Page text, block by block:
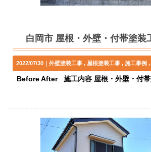
白岡市 屋根・外壁・付帯塗
2022/07/30｜外壁塗装工事 屋根塗装工事 施工事例
Before After 施工内容 屋根・外壁・付帯